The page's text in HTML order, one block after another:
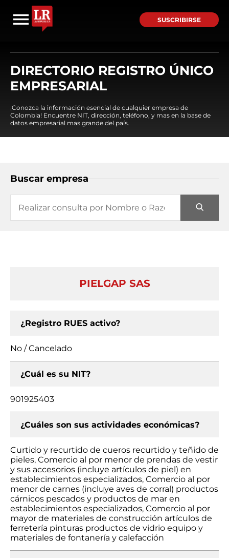
SUSCRIBIRSE
DIRECTORIO REGISTRO ÚNICO
EMPRESARIAL
¡Conozca la información esencial de cualquier empresa de
Colombia! Encuentre NIT, dirección, teléfono, y mas en la base de
datos empresarial mas grande del país.
Buscar empresa
PIELGAP SAS
¿Registro RUES activo?
No / Cancelado
¿Cuál es su NIT?
901925403
¿Cuáles son sus actividades económicas?
Curtido y recurtido de cueros recurtido y teñido de
pieles, Comercio al por menor de prendas de vestir
y sus accesorios (incluye artículos de piel) en
establecimientos especializados, Comercio al por
menor de carnes (incluye aves de corral) productos
cárnicos pescados y productos de mar en
establecimientos especializados, Comercio al por
mayor de materiales de construcción artículos de
ferretería pinturas productos de vidrio equipo y
materiales de fontanería y calefacción